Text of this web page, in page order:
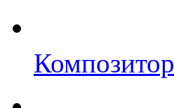
Композитор